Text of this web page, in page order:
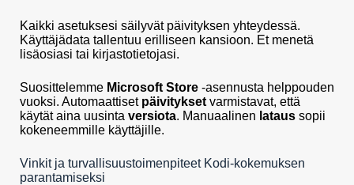
Kaikki asetuksesi säilyvät päivityksen yhteydessä.
Käyttäjädata tallentuu erilliseen kansioon. Et menetä
lisäosiasi tai kirjastotietojasi.
Suosittelemme Microsoft Store -asennusta helppouden
vuoksi. Automaattiset päivitykset varmistavat, että
käytät aina uusinta versiota. Manuaalinen lataus sopii
kokeneemmille käyttäjille.
Vinkit ja turvallisuustoimenpiteet Kodi-kokemuksen
parantamiseksi